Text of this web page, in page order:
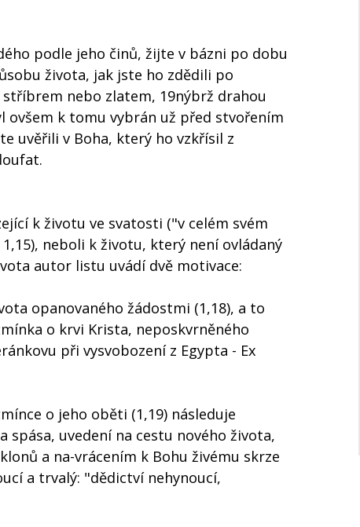
podle jeho činů, žijte v bázni po dobu
života, jak jste ho zdědili po
nebo zlatem, 19nýbrž drahou
ovšem k tomu vybrán už před stvořením
uvěřili v Boha, který ho vzkřísil z
k životu ve svatosti ("v celém svém
neboli k životu, který není ovládaný
autor listu uvádí dvě motivace:
opanovaného žádostmi (1,18), a to
o krvi Krista, neposkvrněného
při vysvobození z Egypta - Ex
o jeho oběti (1,19) následuje
spása, uvedení na cestu nového života,
a na-vrácením k Bohu živému skrze
a trvalý: "dědictví nehynoucí,